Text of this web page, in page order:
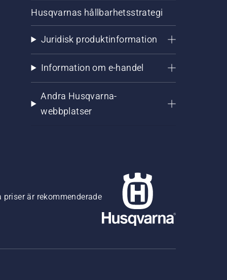
Husqvarnas hållbarhetsstrategi
Juridisk produktinformation
Information om e-handel
Andra Husqvarna-
webbplatser
är rekommenderade